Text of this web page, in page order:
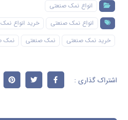
انواع نمک صنعتی
انواع نمک صنعتی
خرید انواع
خرید نمک صنعتی
نمک صنعتی نمک